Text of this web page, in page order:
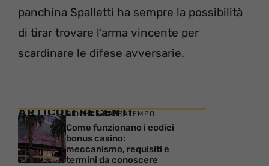
panchina Spalletti ha sempre la possibilità
di tirar trovare l’arma vincente per
scardinare le difese avversarie.
ARTICOLI RECENTI
GIOCHI E PASSATEMPO
Come funzionano i codici
bonus casino:
meccanismo, requisiti e
termini da conoscere